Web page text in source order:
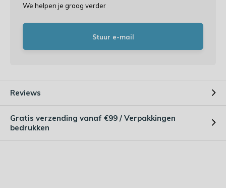
We helpen je graag verder
Stuur e-mail
Reviews
Gratis verzending vanaf €99 / Verpakkingen
bedrukken